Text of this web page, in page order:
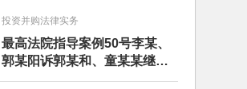
投资并购法律实务
最高法院指导案例50号李某、
郭某阳诉郭某和、童某某继承
纠纷案